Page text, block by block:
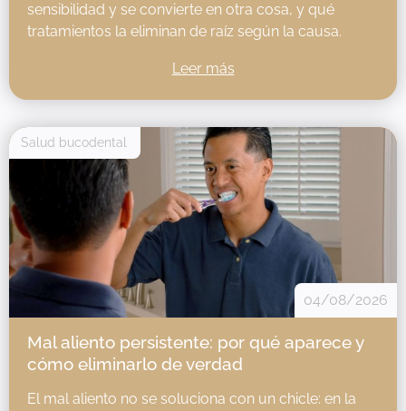
sensibilidad y se convierte en otra cosa, y qué
tratamientos la eliminan de raíz según la causa.
Leer más
Salud bucodental
04/08/2026
Mal aliento persistente: por qué aparece y
cómo eliminarlo de verdad
El mal aliento no se soluciona con un chicle: en la